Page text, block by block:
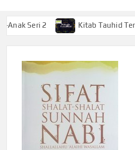
2 Kitab Tauhid Terjemahan